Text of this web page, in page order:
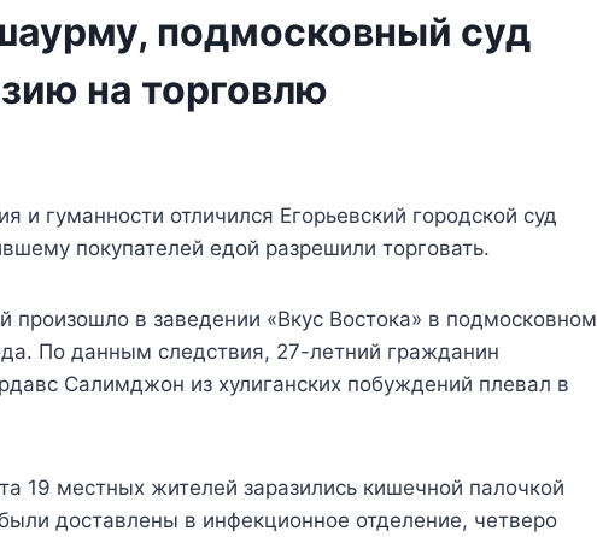
подмосковный суд
на торговлю
и гуманности отличился Егорьевский городской суд
покупателей едой разрешили торговать.
произошло в заведении «Вкус Востока» в подмосковном
По данным следствия, 27-летний гражданин
Салимджон из хулиганских побуждений плевал в
19 местных жителей заразились кишечной палочкой
доставлены в инфекционное отделение, четверо